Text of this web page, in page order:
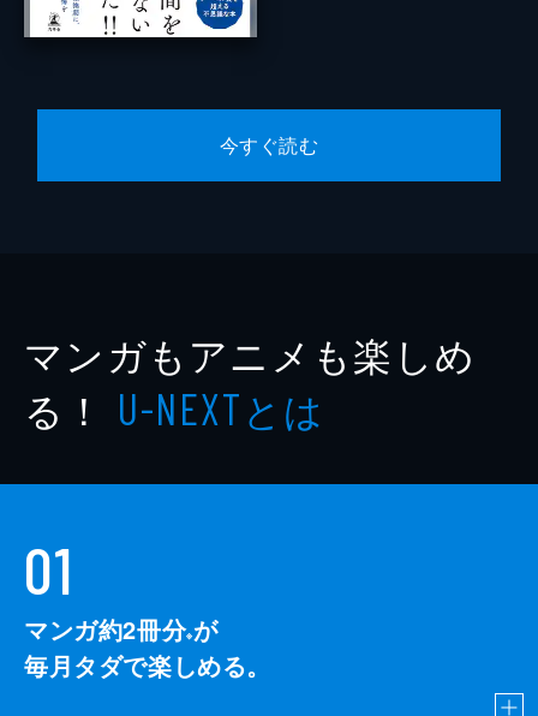
今すぐ読む
マンガもアニメも楽しめ
る！ U-NEXTとは
01
マンガ約2冊分※が
毎月タダで楽しめる。